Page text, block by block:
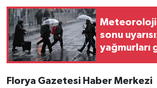
sonu
yağmurları
Florya Gazetesi Haber Merkezi